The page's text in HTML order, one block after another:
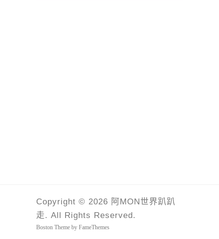
Copyright © 2026 阿MON世界趴趴
走. All Rights Reserved.
Boston Theme by FameThemes